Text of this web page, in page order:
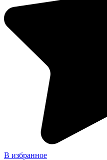
В избранное